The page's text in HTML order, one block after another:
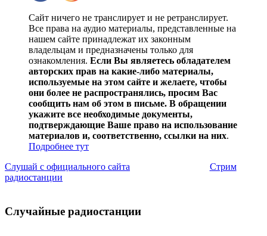
Сайт ничего не транслирует и не ретранслирует.
Все права на аудио материалы, представленные на
нашем сайте принадлежат их законным
владельцам и предназначены только для
ознакомления. Если Вы являетесь обладателем
авторских прав на какие-либо материалы,
используемые на этом сайте и желаете, чтобы
они более не распространялись, просим Вас
сообщить нам об этом в письме. В обращении
укажите все необходимые документы,
подтверждающие Ваше право на использование
материалов и, соответственно, ссылки на них.
Подробнее тут
Слушай с официального сайта
Стрим
радиостанции
Случайные радиостанции